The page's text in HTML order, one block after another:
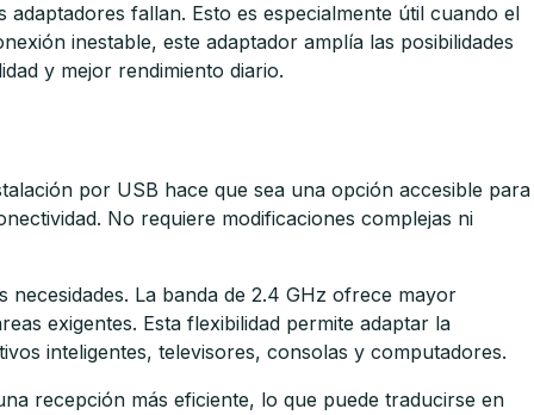
fallan. Esto es especialmente útil cuando el
inestable, este adaptador amplía las posibilidades
y mejor rendimiento diario.
por USB hace que sea una opción accesible para
No requiere modificaciones complejas ni
necesidades. La banda de 2.4 GHz ofrece mayor
exigentes. Esta flexibilidad permite adaptar la
inteligentes, televisores, consolas y computadores.
recepción más eficiente, lo que puede traducirse en